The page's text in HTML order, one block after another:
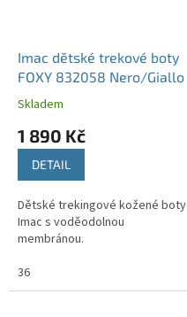
Imac dětské trekové boty
FOXY 832058 Nero/Giallo
Skladem
1 890 Kč
DETAIL
Dětské trekingové kožené boty
Imac s voděodolnou
membránou.
36